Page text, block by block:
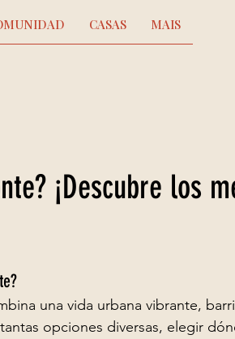
CASAS MAIS
¡Descubre los
una vida urbana vibrante,
opciones diversas, elegir